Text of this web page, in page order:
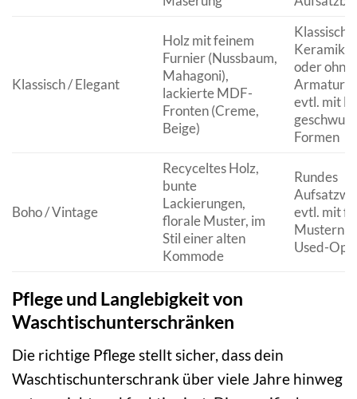
Klassisch / Elegant
Holz mit feinem
Furnier (Nussbaum,
Mahagoni),
lackierte MDF-
Fronten (Creme,
Beige)
oder ohne
evtl. mit
Formen
Boho / Vintage
Recyceltes Holz,
bunte
Lackierungen,
florale Muster, im
Stil einer alten
Kommode
Rundes
evtl. mit
Mustern
Used-
Pflege und Langlebigkeit von
Waschtischunterschränken
Die richtige Pflege stellt sicher, dass dein
Waschtischunterschrank über viele Jahre hinweg